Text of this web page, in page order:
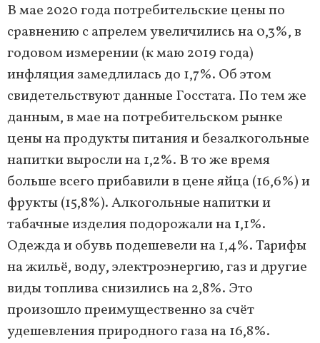
В мае 2020 года потребительские цены по
сравнению с апрелем увеличились на 0,3%, в
годовом измерении (к маю 2019 года)
инфляция замедлилась до 1,7%. Об этом
свидетельствуют данные Госстата. По тем же
данным, в мае на потребительском рынке
цены на продукты питания и безалкогольные
напитки выросли на 1,2%. В то же время
больше всего прибавили в цене яйца (16,6%) и
фрукты (15,8%). Алкогольные напитки и
табачные изделия подорожали на 1,1%.
Одежда и обувь подешевели на 1,4%. Тарифы
на жильё, воду, электроэнергию, газ и другие
виды топлива снизились на 2,8%. Это
произошло преимущественно за счёт
удешевления природного газа на 16,8%.